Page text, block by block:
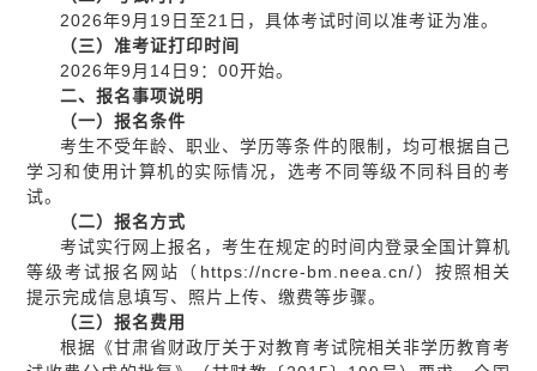
2026年9月19日至21日，具体考试时间以准考证为准。
（三）准考证打印时间
2026年9月14日9：00开始。
二、报名事项说明
（一）报名条件
考生不受年龄、职业、学历等条件的限制，均可根据自己
学习和使用计算机的实际情况，选考不同等级不同科目的考
试。
（二）报名方式
考试实行网上报名，考生在规定的时间内登录全国计算机
等级考试报名网站（https://ncre-bm.neea.cn/）按照相关
提示完成信息填写、照片上传、缴费等步骤。
（三）报名费用
根据《甘肃省财政厅关于对教育考试院相关非学历教育考